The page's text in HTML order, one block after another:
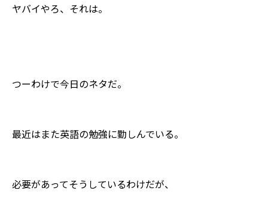
ヤバイやろ、それは。
つーわけで今日のネタだ。
最近はまた英語の勉強に勤しんでいる。
必要があってそうしているわけだが、